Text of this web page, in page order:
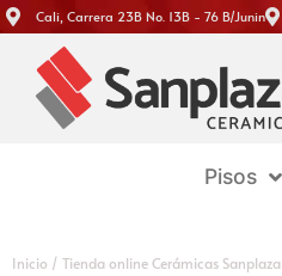
Cali, Carrera 23B No. 13B - 76 B/Junin
Pisos
Inicio / Tienda online Cerámicas Sanplaza